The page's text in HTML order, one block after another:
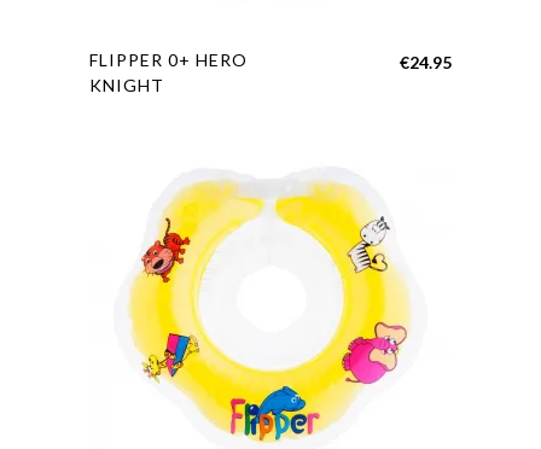
FLIPPER 0+ HERO
KNIGHT
€24.95